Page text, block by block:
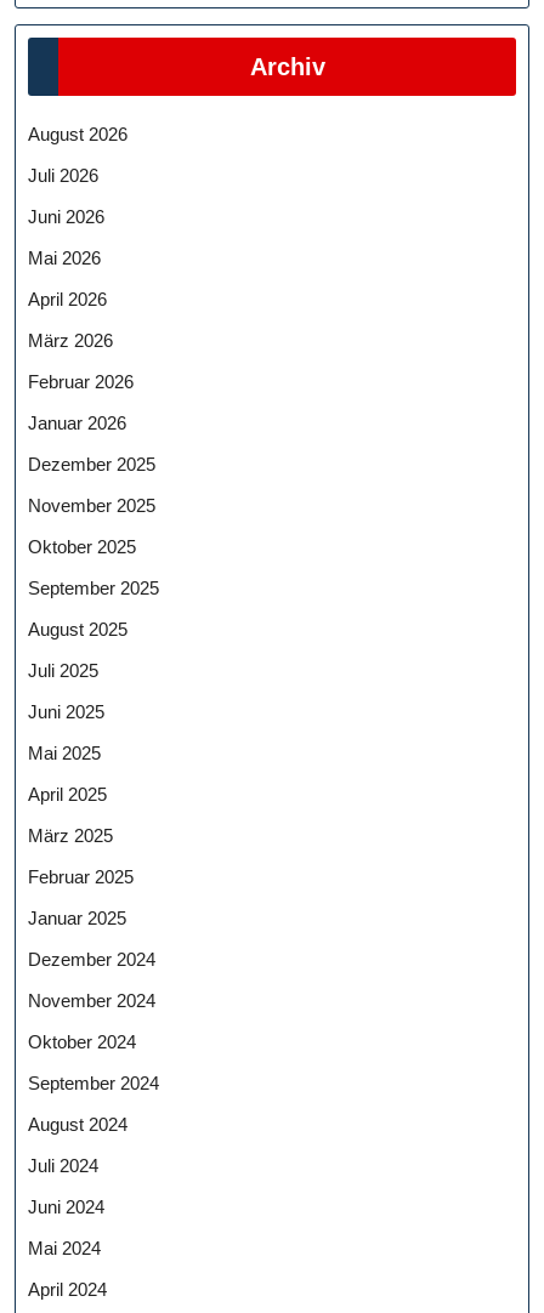
Archiv
August 2026
Juli 2026
Juni 2026
Mai 2026
April 2026
März 2026
Februar 2026
Januar 2026
Dezember 2025
November 2025
Oktober 2025
September 2025
August 2025
Juli 2025
Juni 2025
Mai 2025
April 2025
März 2025
Februar 2025
Januar 2025
Dezember 2024
November 2024
Oktober 2024
September 2024
August 2024
Juli 2024
Juni 2024
Mai 2024
April 2024